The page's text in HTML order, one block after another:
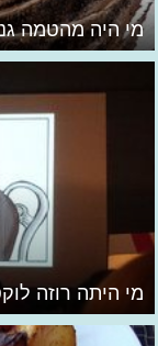
מי היה מהטמה
מי היתה רוזה